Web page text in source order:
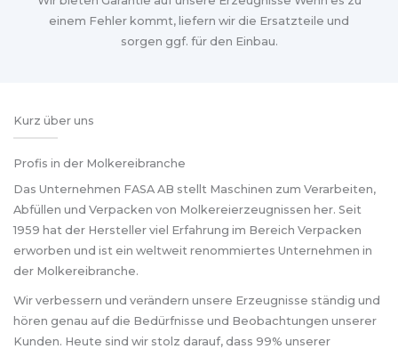
einem Fehler kommt, liefern wir die Ersatzteile und
sorgen ggf. für den Einbau.
Kurz über uns
Profis in der Molkereibranche
Das Unternehmen FASA AB stellt Maschinen zum Verarbeiten,
Abfüllen und Verpacken von Molkereierzeugnissen her. Seit
1959 hat der Hersteller viel Erfahrung im Bereich Verpacken
erworben und ist ein weltweit renommiertes Unternehmen in
der Molkereibranche.
Wir verbessern und verändern unsere Erzeugnisse ständig und
hören genau auf die Bedürfnisse und Beobachtungen unserer
Kunden. Heute sind wir stolz darauf, dass 99% unserer